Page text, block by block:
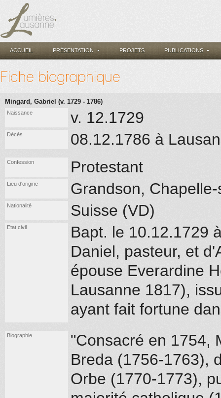
ACCUEIL PRÉSENTATION PROJETS PUBLICATIONS
Fiche biographique
Mingard, Gabriel (v. 1729 - 1786)
Naissance v. 12.1729
Décès 08.12.1786 à
Confession Protestant
Lieu d'origine Grandson,
Nationalité Suisse (VD)
Etat civil
Bapt. le 10.12.1729
Daniel, pasteur, et
épouse Everardine
Lausanne 1817),
ayant fait fortune
Biographie
"Consacré en 1754,
Breda (1756-1763),
Orbe (1770-1773),